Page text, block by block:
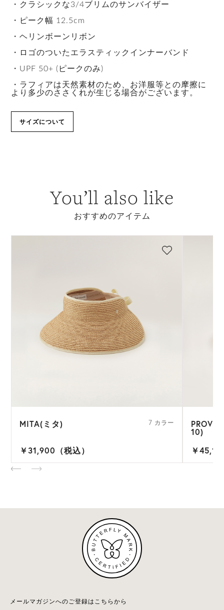
・クラシックな3/4ブリムのサンバイザー
・ピーク幅 12.5cm
・ヘリンボーンリボン
・ロゴのついたエラスティックインナーバンド
・UPF 50+ (ピークのみ)
・ラフィアは天然素材のため、お洋服等との摩擦に
より多少のささくれが生じる場合がございます。
サイズについて
You’ll also like
おすすめのアイテム
MITA(ミタ) 7 カラー
￥31,900（税込）
10)
￥
メールマガジンへのご登録はこちらから